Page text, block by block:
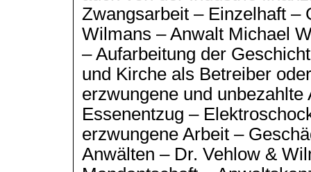
Zwangsarbeit – Einzelhaft –
Wilmans – Anwalt Michael
– Aufarbeitung der
und Kirche als Betreiber
erzwungene und
Essenentzug –
erzwungene Arbeit –
Anwälten – Dr. Vehlow &